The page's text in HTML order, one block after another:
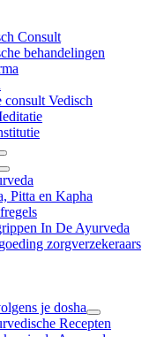
Consult
behandelingen
consult Vedisch
Pitta en Kapha
In De Ayurveda
zorgverzekeraars
je dosha
Recepten